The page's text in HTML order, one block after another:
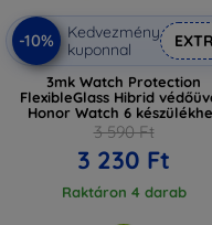
-10%
Kedvezmény
kuponnal
3mk Watch Protection
FlexibleGlass Hibrid
Honor Watch 6
3 590 Ft
3 230 Ft
Raktáron 4 darab